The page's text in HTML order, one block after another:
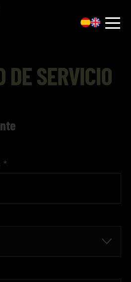
DE SERVICIO
*